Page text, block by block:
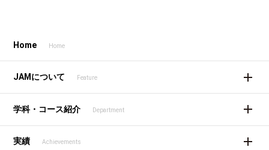
Home Home
JAMについて Feature
学科・コース紹介 Department
実績 Achievements